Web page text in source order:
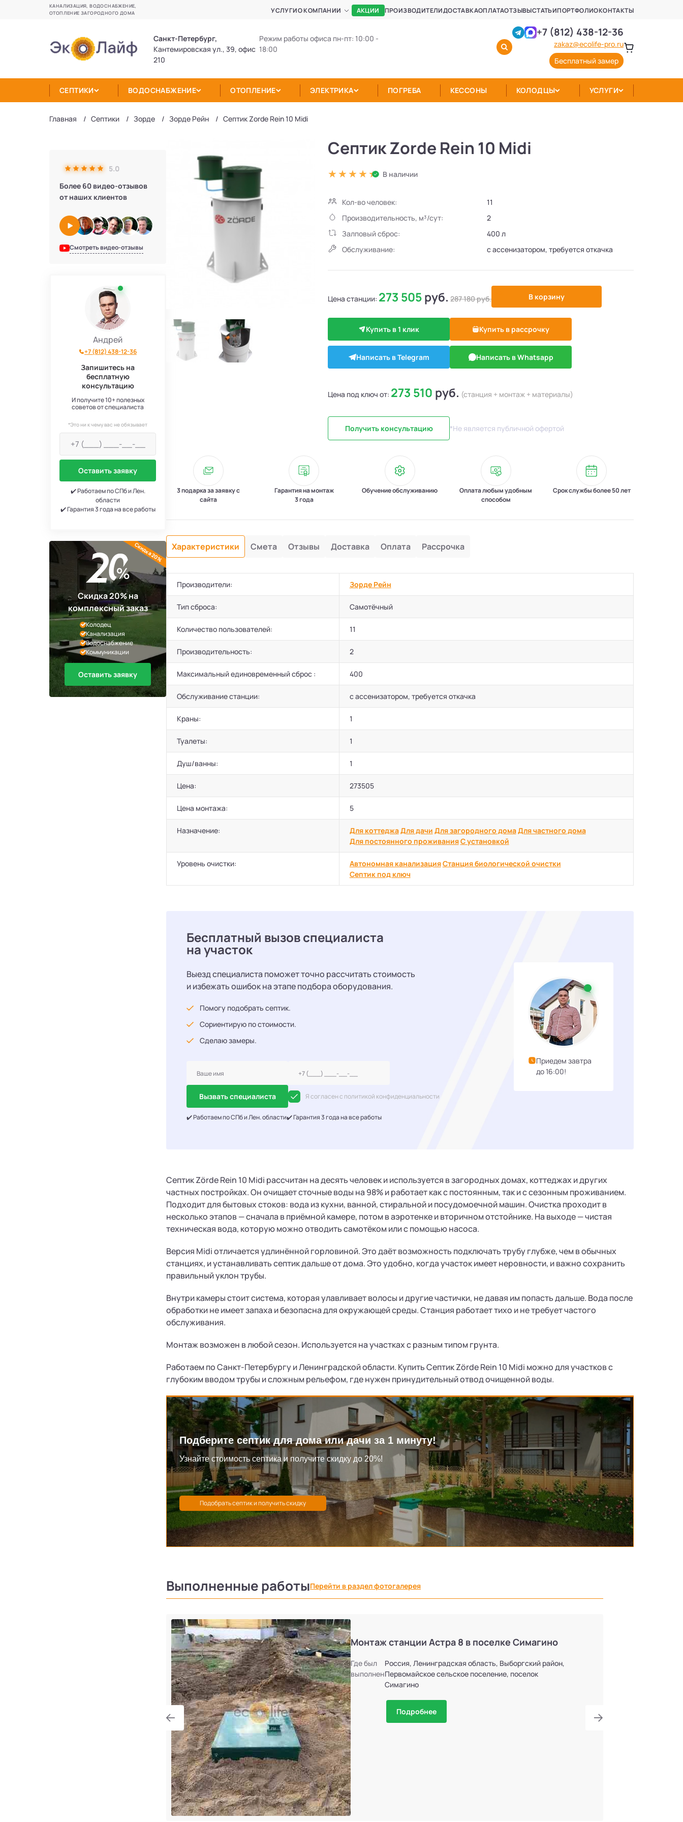
КАНАЛИЗАЦИЯ, ВОДОСНАБЖЕНИЕ,
ОТОПЛЕНИЕ ЗАГОРОДНОГО ДОМА
УСЛУГИО КОМПАНИИ АКЦИИ ПРОИЗВОДИТЕЛИДОСТАВКАОПЛАТАОТЗЫВЫСТАТЬИПОРТФОЛИОКОНТАКТЫ
Санкт-Петербург,
Кантемировская ул., 39, офис
210
Режим работы офиса пн-пт: 10:00 -
18:00
+7 (812) 438-12-36
zakaz@ecolife-pro.ru
Бесплатный замер
СЕПТИКИ ВОДОСНАБЖЕНИЕ ОТОПЛЕНИЕ ЭЛЕКТРИКА ПОГРЕБА КЕССОНЫ КОЛОДЦЫ УСЛУГИ
Главная Септики Зорде Зорде Рейн Септик Zorde Rein 10 Midi
5.0
Более 60 видео-отзывов
от наших клиентов
Смотреть видео-отзывы
Андрей
+7 (812) 438-12-36
Запишитесь на
бесплатную
консультацию
И получите 10+ полезных
советов от специалиста
*Это ни к чему вас не обязывает
Оставить заявку
✔️ Работаем по СПб и Лен.
области
✔️ Гарантия 3 года на все работы
Скидка 20% на
комплексный заказ
Колодец
Канализация
Водоснабжение
Коммуникации
Оставить заявку
Скидка 20%
Септик Zorde Rein 10 Midi
В наличии
Кол-во человек:
11
Производительность, м³/сут:
2
Залповый сброс:
400 л
Обслуживание:
с ассенизатором, требуется откачка
Цена станции: 273 505руб. 287 180руб. В корзину
Купить в 1 клик Купить в рассрочку
Написать в Telegram Написать в Whatsapp
Цена под ключ от: 273 510 руб. (станция + монтаж + материалы)
Получить консультацию *Не является публичной офертой
3 подарка за заявку с
сайта
Гарантия на монтаж
3 года
Обучение обслуживанию
Оплата любым удобным
способом
Срок службы более 50 лет
Характеристики Смета Отзывы Доставка Оплата Рассрочка
Производители: Зорде Рейн
Тип сброса: Самотёчный
Количество пользователей: 11
Производительность: 2
Максимальный единовременный сброс : 400
Обслуживание станции: с ассенизатором, требуется откачка
Краны: 1
Туалеты: 1
Душ/ванны: 1
Цена: 273505
Цена монтажа: 5
Назначение: Для коттеджаДля дачи Для загородного домаДля частного дома
Для постоянного проживанияС установкой
Уровень очистки: Автономная канализацияСтанция биологической очистки
Септик под ключ
Бесплатный вызов специалиста
на участок
Выезд специалиста поможет точно рассчитать стоимость
и избежать ошибок на этапе подбора оборудования.
Помогу подобрать септик.
Сориентирую по стоимости.
Сделаю замеры.
Вызвать специалиста Я согласен с политикой конфиденциальности
✔️ Работаем по СПб и Лен. области✔️ Гарантия 3 года на все работы
Приедем завтра
до 16:00!
Септик Zörde Rein 10 Midi рассчитан на десять человек и используется в загородных домах, коттеджах и других
частных постройках. Он очищает сточные воды на 98% и работает как с постоянным, так и с сезонным проживанием.
Подходит для бытовых стоков: вода из кухни, ванной, стиральной и посудомоечной машин. Очистка проходит в
несколько этапов — сначала в приёмной камере, потом в аэротенке и вторичном отстойнике. На выходе — чистая
техническая вода, которую можно отводить самотёком или с помощью насоса.
Версия Midi отличается удлинённой горловиной. Это даёт возможность подключать трубу глубже, чем в обычных
станциях, и устанавливать септик дальше от дома. Это удобно, когда участок имеет неровности, и важно сохранить
правильный уклон трубы.
Внутри камеры стоит система, которая улавливает волосы и другие частички, не давая им попасть дальше. Вода после
обработки не имеет запаха и безопасна для окружающей среды. Станция работает тихо и не требует частого
обслуживания.
Монтаж возможен в любой сезон. Используется на участках с разным типом грунта.
Работаем по Санкт-Петербургу и Ленинградской области. Купить Септик Zörde Rein 10 Midi можно для участков с
глубоким вводом трубы и сложным рельефом, где нужен принудительный отвод очищенной воды.
Подберите септик для дома или дачи за 1 минуту!
Узнайте стоимость септика и получите скидку до 20%!
Выполненные работыПерейти в раздел фотогалерея
Монтаж станции Астра 8 в поселке Симагино
Где был
выполнен
Россия, Ленинградская область, Выборгский район,
Первомайское сельское поселение, поселок
Симагино
Подробнее